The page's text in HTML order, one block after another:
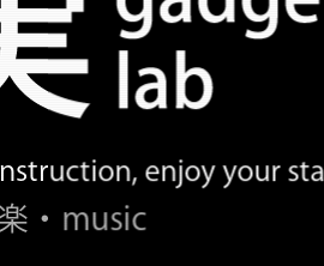
enjoy your
・music